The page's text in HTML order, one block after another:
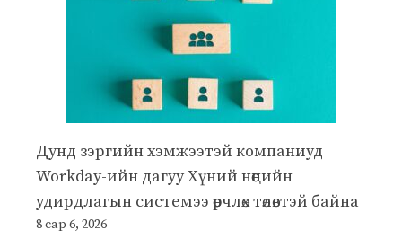
Дунд зэргийн хэмжээтэй компаниуд
Workday-ийн дагуу Хүний нөөцийн
удирдлагын системээ өөрчлөх төлөвтэй байна
8 сар 6, 2026